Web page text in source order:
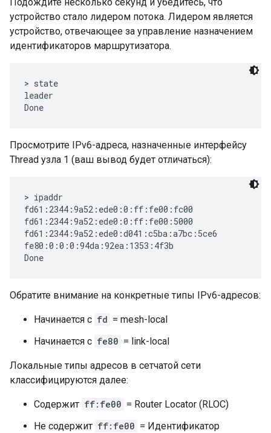
устройство стало лидером потока. Лидером является
устройство, отвечающее за управление назначением
идентификаторов маршрутизатора.
> state
leader
Просмотрите IPv6-адреса, назначенные интерфейсу
Thread узла 1 (ваш вывод будет отличаться):
> ipaddr
fd61:2344:9a52:ede0:0:ff:fe00:fc00
fd61:2344:9a52:ede0:0:ff:fe00:5000
fd61:2344:9a52:ede0:d041:c5ba:a7bc:5ce6
fe80:0:0:0:94da:92ea:1353:4f3b
Обратите внимание на конкретные типы IPv6-адресов:
Начинается с fd = mesh-local
Начинается с fe80 = link-local
Локальные типы адресов в сетчатой ​​сети
классифицируются далее:
Содержит ff:fe00 = Router Locator (RLOC)
Не содержит ff:fe00 = Идентификатор